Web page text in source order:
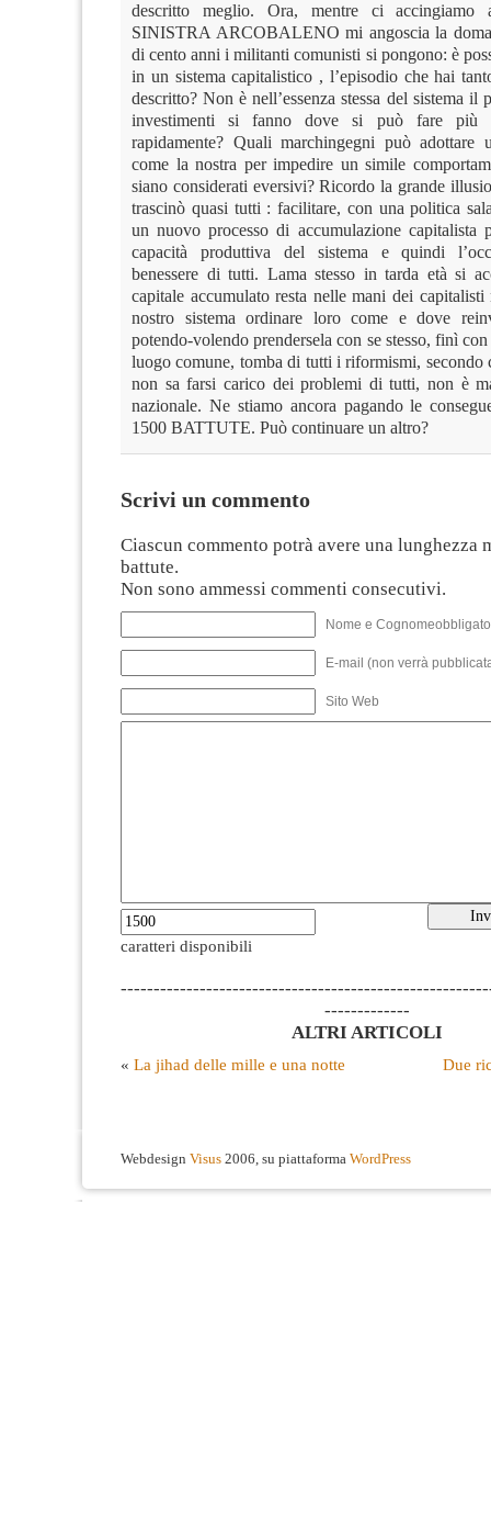
descritto meglio. Ora, mentre ci
SINISTRA ARCOBALENO mi angoscia la
di cento anni i militanti comunisti si pongono: è
in un sistema capitalistico , l’episodio che hai
descritto? Non è nell’essenza stessa del sistema il
investimenti si fanno dove si può fare più
rapidamente? Quali marchingegni può adottare
come la nostra per impedire un simile
siano considerati eversivi? Ricordo la grande
trascinò quasi tutti : facilitare, con una politica
un nuovo processo di accumulazione capitalista
capacità produttiva del sistema e quindi
benessere di tutti. Lama stesso in tarda età si
capitale accumulato resta nelle mani dei
nostro sistema ordinare loro come e dove
potendo-volendo prendersela con se stesso, finì
luogo comune, tomba di tutti i riformismi, secondo
non sa farsi carico dei problemi di tutti, non è
nazionale. Ne stiamo ancora pagando le
1500 BATTUTE. Può continuare un altro?
Scrivi un commento
Ciascun commento potrà avere una lunghezza
battute.
Non sono ammessi commenti consecutivi.
Nome e
E-mail (non verrà
Sito Web
caratteri disponibili
-------------
ALTRI ARTICOLI
« La jihad delle mille e una notte Due
Webdesign Visus 2006, su piattaforma WordPress